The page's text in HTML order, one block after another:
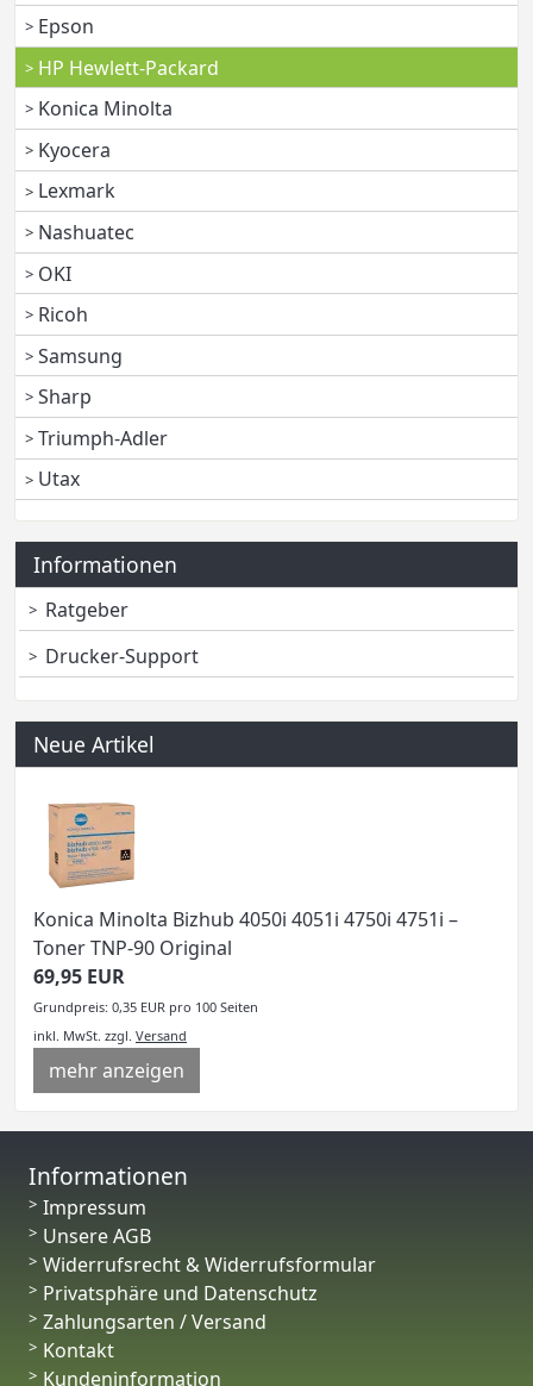
Epson
HP Hewlett-Packard
Konica Minolta
Kyocera
Lexmark
Nashuatec
OKI
Ricoh
Samsung
Sharp
Triumph-Adler
Utax
Informationen
Ratgeber
Drucker-Support
Neue Artikel
Konica Minolta Bizhub 4050i 4051i 4750i 4751i –
Toner TNP-90 Original
69,95 EUR
Grundpreis: 0,35 EUR pro 100 Seiten
inkl. MwSt. zzgl. Versand
mehr anzeigen
Informationen
Impressum
Unsere AGB
Widerrufsrecht & Widerrufsformular
Privatsphäre und Datenschutz
Zahlungsarten / Versand
Kontakt
Kundeninformation